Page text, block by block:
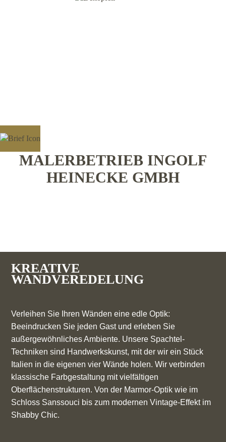
MALERBETRIEB INGOLF
HEINECKE GMBH
KREATIVE
WANDVEREDELUNG
Verleihen Sie Ihren Wänden eine edle Optik:
Beeindrucken Sie jeden Gast und erleben Sie
außergewöhnliches Ambiente. Unsere Spachtel-
Techniken sind Handwerkskunst, mit der wir ein Stück
Italien in die eigenen vier Wände holen. Wir verbinden
klassische Farbgestaltung mit vielfältigen
Oberflächenstrukturen. Von der Marmor-Optik wie im
Schloss Sanssouci bis zum modernen Vintage-Effekt im
Shabby Chic.